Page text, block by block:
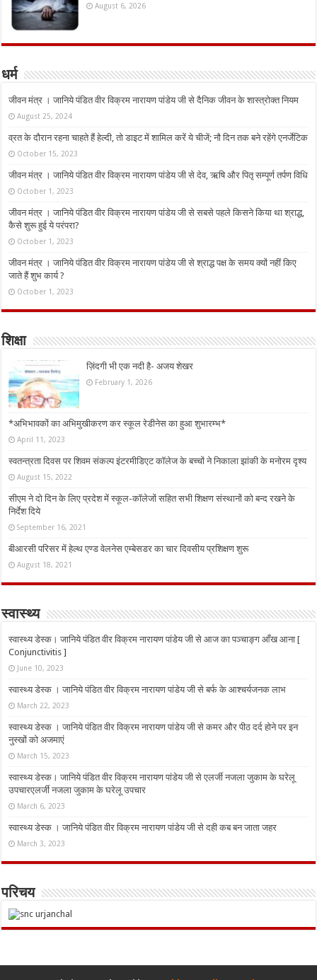
August 6, 2026
धर्म
जीवन मंत्र । जानिये पंडित वीर विक्रम नारायण पांडेय जी से दैनिक जीवन के शास्त्रोक्त नियम
August 25, 2024
व्रत के दौरान रहना चाहते हैं हेल्दी, तो डाइट में शामिल करें ये चीजें; नौ दिन तक बने रहेंगे एनर्जेटिक
October 15, 2023
जीवन मंत्र । जानिये पंडित वीर विक्रम नारायण पांडेय जी से देव, ऋषि और पितृ सम्पूर्ण तर्पण विधि
October 1, 2023
जीवन मंत्र । जानिये पंडित वीर विक्रम नारायण पांडेय जी से सबसे पहले किसने किया था श्राद्ध,
कैसे शुरू हुई ये परंपरा?
October 1, 2023
जीवन मंत्र । जानिये पंडित वीर विक्रम नारायण पांडेय जी से श्राद्ध पक्ष के समय क्यों नहीं किए
जाते हैं शुभ कार्य ?
October 1, 2023
शिक्षा
ज़िंदगी भी एक नदी है- अजय शेखर
February 1, 2026
*अभिभावकों का अभिमुखीकरण कर स्कूल रेडीनेस का हुआ शुभारम्भ*
April 11, 2023
स्वतन्त्रता दिवस पर शिवम संकल्प इंटरमीडिएट कॉलेज के बच्चों ने निकाला झांकी के मनोरम दृश्य
August 15, 2022
सीएम ने दो दिन के लिए प्रदेश में स्कूल-कॉलेजों सहित सभी शिक्षण संस्थानों को बन्द रखने के
निर्देश दिये
September 16, 2021
बीआरसी परिसर में हेल्थ एण्ड वेलनेस एम्बेसडर का चार दिवसीय प्रशिक्षण शुरू
August 18, 2021
स्वास्थ्य
स्वास्थ्य डेस्क। जानिये पंडित वीर विक्रम नारायण पांडेय जी से आज का पञ्चाङ्ग आँख आना [
Conjunctivitis ]
June 10, 2023
स्वास्थ्य डेस्क । जानिये पंडित वीर विक्रम नारायण पांडेय जी से बर्फ के आश्चर्यजनक लाभ
March 22, 2023
स्वास्थ्य डेस्क । जानिये पंडित वीर विक्रम नारायण पांडेय जी से कमर और पीठ दर्द होने पर इन
नुस्‍खों को अजमाएं
March 15, 2023
स्वास्थ्य डेस्क। जानिये पंडित वीर विक्रम नारायण पांडेय जी से एलर्जी नजला जुकाम के घरेलू
उपचारएलर्जी नजला जुकाम के घरेलू उपचार
March 6, 2023
स्वास्थ्य डेस्क । जानिये पंडित वीर विक्रम नारायण पांडेय जी से दही कब बन जाता जहर
March 3, 2023
परिचय